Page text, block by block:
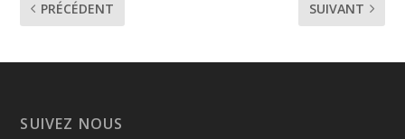
PRÉCÉDENT
SUIVANT
SUIVEZ NOUS